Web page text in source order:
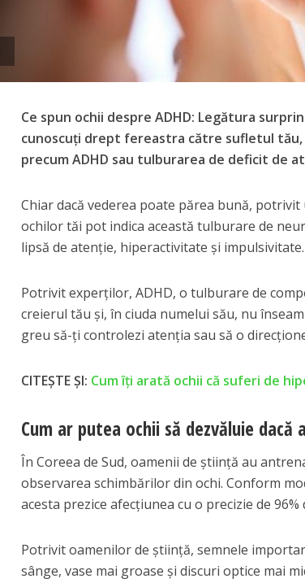
Ce spun ochii despre ADHD: Legătura
cunoscuți drept fereastra către sufletul
precum ADHD sau tulburarea de deficit de
Chiar dacă vederea poate părea bună,
ochilor tăi pot indica această tulburare de
lipsă de atenție, hiperactivitate și impulsivitate.
Potrivit experților, ADHD, o tulburare de
creierul tău și, în ciuda numelui său, nu
greu să-ți controlezi atenția sau să o
CITEȘTE ȘI: Cum îți arată ochii că suferi de
Cum ar putea ochii să dezvăluie dacă
În Coreea de Sud, oamenii de știință au
observarea schimbărilor din ochi. Conform
acesta prezice afecțiunea cu o precizie de
Potrivit oamenilor de știință, semnele
sânge, vase mai groase și discuri optice mai